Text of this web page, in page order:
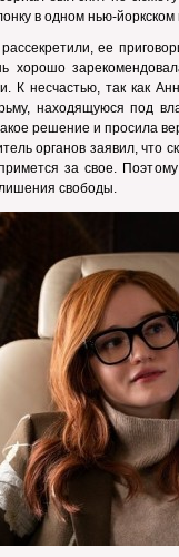
в одном нью-йоркском
рассекретили, ее
хорошо
К несчастью, так как
находящуюся под
решение и просила
органов заявил, что
за свое.
свободы.